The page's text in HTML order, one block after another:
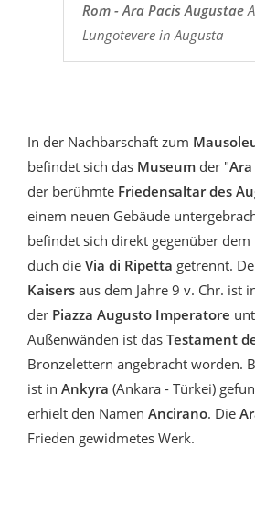
Rom - Ara Pacis Augustae
Lungotevere in Augusta
In der Nachbarschaft zum
befindet sich das Museum der "Ara
der berühmte Friedensaltar des
einem neuen Gebäude
befindet sich direkt gegenüber
duch die Via di Ripetta getrennt.
Kaisers aus dem Jahre 9 v. Chr. ist
der Piazza Augusto Imperatore
Außenwänden ist das Testament
Bronzelettern angebracht worden.
ist in Ankyra (Ankara - Türkei)
erhielt den Namen Ancirano. Die
Frieden gewidmetes Werk.